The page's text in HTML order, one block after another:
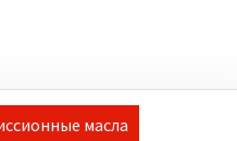
масла